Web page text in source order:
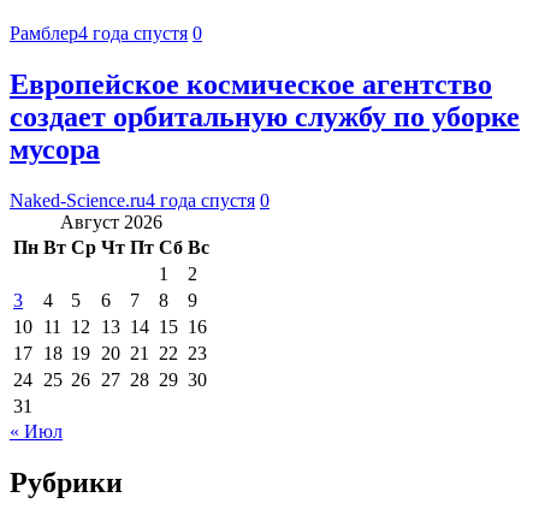
Рамблер4 года спустя 0
Европейское космическое агентство
создает орбитальную службу по уборке
мусора
Naked-Science.ru4 года спустя 0
Август 2026
Пн Вт Ср Чт Пт Сб Вс
1
2
3
4 5 6 7 8
9
10 11 12 13 14 15 16
17 18 19 20 21 22 23
24 25 26 27 28 29 30
31
« Июл
Рубрики